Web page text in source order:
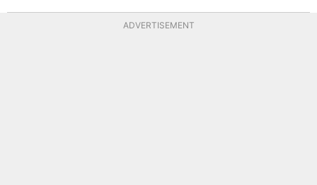
ADVERTISEMENT